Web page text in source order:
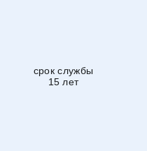
срок службы
15 лет